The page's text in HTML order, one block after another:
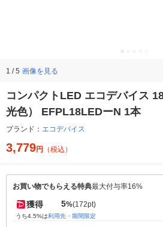
1 / 5 画像を見る
コンパクトLED エコデバイス
光色） EFPL18LEDーN 1本
ブランド： エコデバイス
3,779円 （税込）
お買い物でもらえる特典最大付与率16%
獲得 5%(172pt)
うち4.5%は利用先・期間限定